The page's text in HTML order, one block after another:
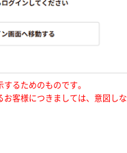
るためのものです。
お客様につきましては、意図しな